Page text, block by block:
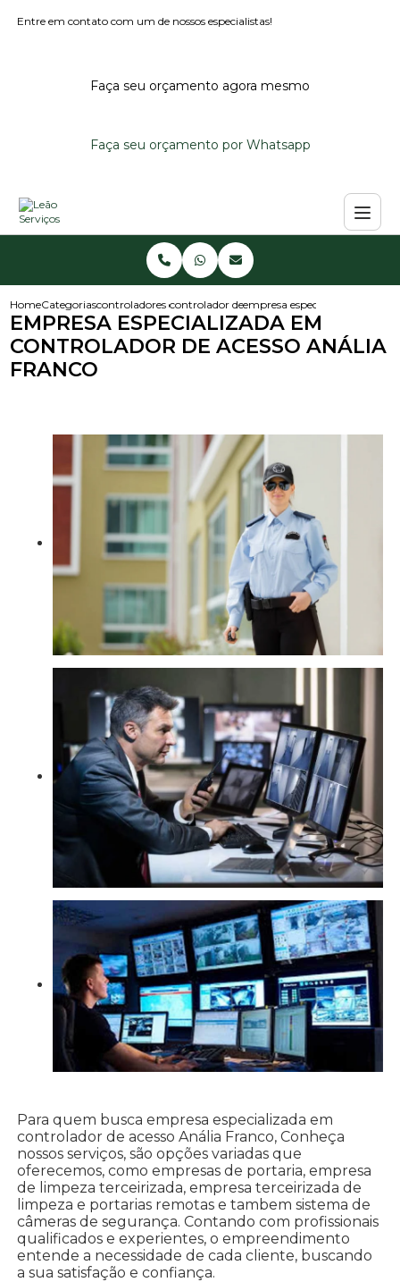
Entre em contato com um de nossos especialistas!
Faça seu orçamento agora mesmo
Faça seu orçamento por Whatsapp
HomeCategoriascontroladores de acessocontrolador de acesso noturno
empresa especializada em
EMPRESA ESPECIALIZADA EM
CONTROLADOR DE ACESSO ANÁLIA
FRANCO
Para quem busca empresa especializada em
controlador de acesso Anália Franco, Conheça
nossos serviços, são opções variadas que
oferecemos, como empresas de portaria, empresa
de limpeza terceirizada, empresa terceirizada de
limpeza e portarias remotas e tambem sistema de
câmeras de segurança. Contando com profissionais
qualificados e experientes, o empreendimento
entende a necessidade de cada cliente, buscando
a sua satisfação e confiança.